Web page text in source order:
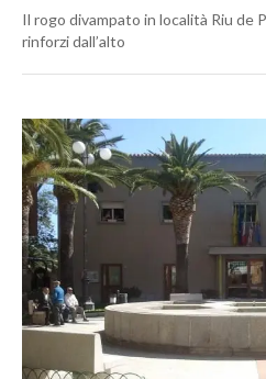
Il rogo divampato in località Riu de
rinforzi dall’alto